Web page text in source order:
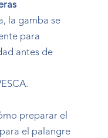
la gamba se
para
antes de
preparar el
el palangre